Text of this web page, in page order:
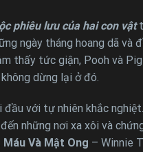
phiêu lưu của hai con vật
ngày tháng hoang dã và
thấy tức giận, Pooh và
dừng lại ở đó.
với tự nhiên khắc
những nơi xa xôi và
Máu Và Mật Ong – Winnie